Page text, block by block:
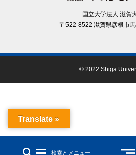
国⽴⼤学法⼈ 滋賀
〒522-8522 滋賀県彦根市
© 2022 Shiga
検索とメニュー
Translate »